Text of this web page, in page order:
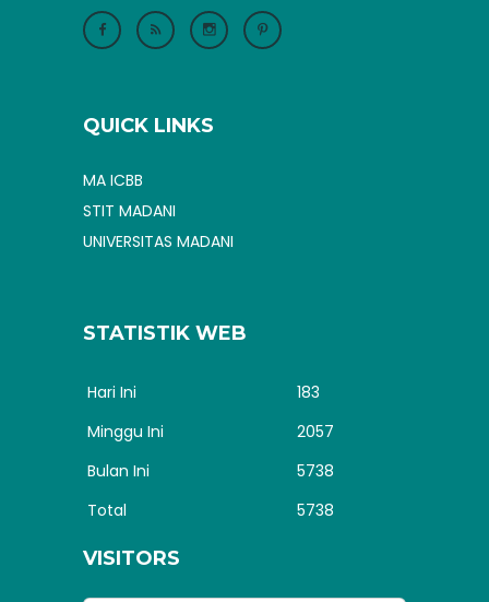
QUICK LINKS
MA ICBB
STIT MADANI
UNIVERSITAS MADANI
STATISTIK WEB
Hari Ini
183
Minggu Ini
2057
Bulan Ini
5738
Total
5738
VISITORS